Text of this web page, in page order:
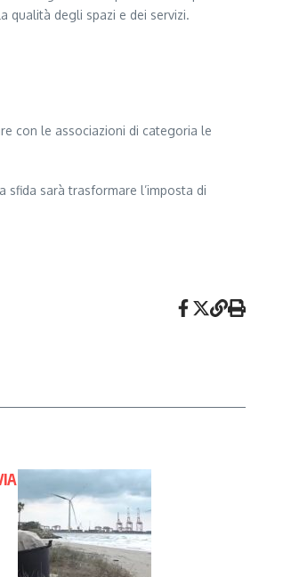
qualità degli spazi e dei servizi.
con le associazioni di categoria le
sarà trasformare l’imposta di